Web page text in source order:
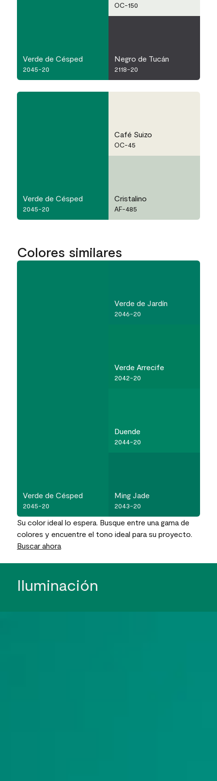
Verde de Césped
2045-20
OC-150
Negro de Tucán
2118-20
Verde de Césped
2045-20
Café Suizo
OC-45
Cristalino
AF-485
Colores similares
Verde de Césped
2045-20
Verde de Jardín
2046-20
Verde Arrecife
2042-20
Duende
2044-20
Ming Jade
2043-20
Su color ideal lo espera. Busque entre una gama de
colores y encuentre el tono ideal para su proyecto.
Buscar ahora
Iluminación